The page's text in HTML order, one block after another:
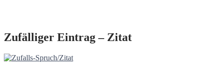
Zufälliger Eintrag – Zitat